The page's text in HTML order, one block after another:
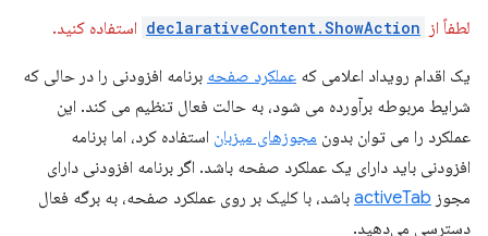
لطفاً از declarativeContent.ShowAction استفاده کنید.
یک اقدام رویداد اعلامی که عملکرد صفحه برنامه افزودنی را در حالی که
شرایط مربوطه برآورده می شود، به حالت فعال تنظیم می کند. این
عملکرد را می توان بدون مجوزهای میزبان استفاده کرد، اما برنامه
افزودنی باید دارای یک عملکرد صفحه باشد. اگر برنامه افزودنی دارای
مجوز activeTab باشد، با کلیک بر روی عملکرد صفحه، به برگه فعال
دسترسی می‌دهید.